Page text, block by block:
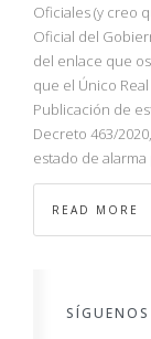
Oficiales (y creo
Oficial del
del enlace que
que el Único
Publicación de
Decreto 463/
estado de
READ MORE